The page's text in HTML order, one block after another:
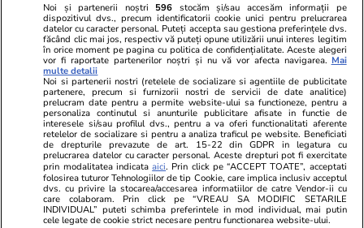
TRENDING
Știri România 05 aug.
Ploi torențiale, grindină și vijelii în 34 de județe
și București. Harta zonelor care rămân sub
alertă de căldură extremă până vineri
dimineață
Știri România 05 aug.
Proiectul Nordis Sinaia, unde un apartament
Noi și partenerii noștri 596 stocăm și/sau accesăm informații pe
dispozitivul dvs., precum identificatorii cookie unici pentru prelucrarea
datelor cu caracter personal. Puteți accepta sau gestiona preferințele dvs.
făcând clic mai jos, respectiv vă puteți opune utilizării unui interes legitim
în orice moment pe pagina cu politica de confidențialitate. Aceste alegeri
vor fi raportate partenerilor noștri și nu vă vor afecta navigarea. Mai
multe detalii
Noi si partenerii nostri (retelele de socializare si agentiile de publicitate
partenere, precum si furnizorii nostri de servicii de date analitice)
prelucram date pentru a permite website-ului sa functioneze, pentru a
personaliza continutul si anunturile publicitare afisate in functie de
interesele si/sau profilul dvs., pentru a va oferi functionalitati aferente
retelelor de socializare si pentru a analiza traficul pe website. Beneficiati
de drepturile prevazute de art. 15-22 din GDPR in legatura cu
prelucrarea datelor cu caracter personal. Aceste drepturi pot fi exercitate
prin modalitatea indicataaici. Prin click pe “ACCEPT TOATE”, acceptati
folosirea tuturor Tehnologiilor de tip Cookie, care implica inclusiv acceptul
dvs. cu privire la stocarea/accesarea informatiilor de catre Vendor-ii cu
care colaboram. Prin click pe “VREAU SA MODIFIC SETARILE
INDIVIDUAL” puteti schimba preferintele in mod individual, mai putin
cele legate de cookie strict necesare pentru functionarea website-ului.